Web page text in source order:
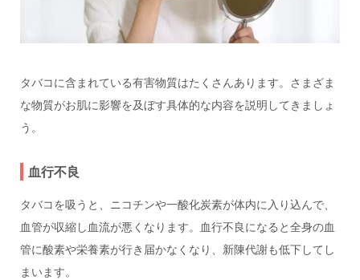
タバコに含まれている有害物質はたくさんあります。さまざま
な物質がお肌に影響を及ぼす具体的な内容を説明してきましょ
う。
血行不良
タバコを吸うと、ニコチンや一酸化炭素が体内に入り込んで、
血管が収縮し血流が悪くなります。血行不良になると全身の血
管に酸素や栄養素が行き届かなくなり、新陳代謝も低下してし
まいます。